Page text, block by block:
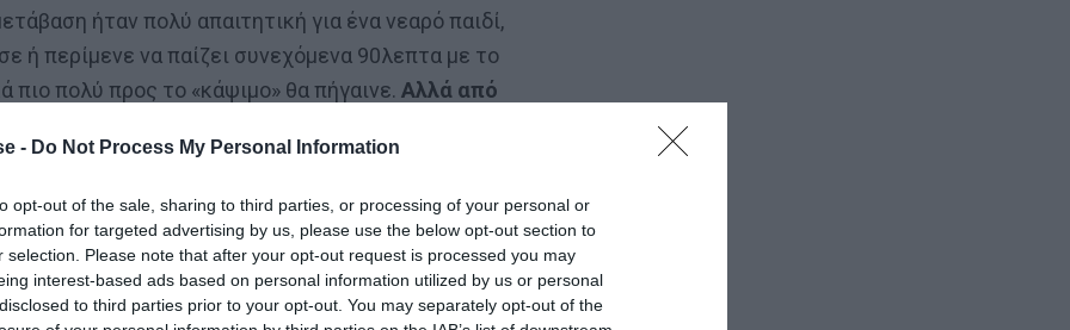
- Do Not Process My Personal Information
opt-out of the sale, sharing to third parties, or processing of your personal or
for targeted advertising by us, please use the below opt-out section to
selection. Please note that after your opt-out request is processed you may
interest-based ads based on personal information utilized by us or personal
to third parties prior to your opt-out. You may separately opt-out of the
ήταν πολύ απαιτητική για ένα νεαρό παιδί,
ή περίμενε να παίζει συνεχόμενα 90λεπτα με το
πιο πολύ προς το «κάψιμο» θα πήγαινε. Αλλά από
ο Ράφα Μπενίτεθ υπάρχει πολύ μεγάλη
. Ένα αόριστο «προσαρμόζεται» συνδυαζόμενο με
Θα μπορούσε κάλλιστα ο Ισπανός κόουτς να
του ταυτόχρονα και ουσιαστικό χρόνο